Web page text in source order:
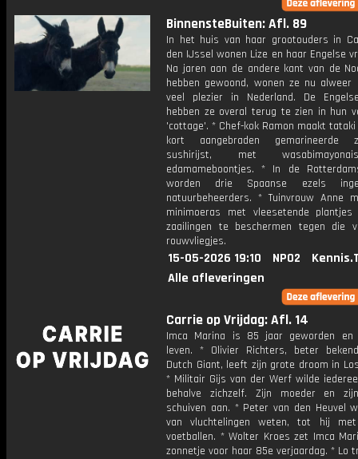
BinnensteBuiten: Afl. 89
In het huis van haar grootouders in
den IJssel wonen Lize en haar Engelse
Na jaren aan de andere kant van de
hebben gewoond, wonen ze nu alweer
veel plezier in Nederland. De
hebben ze overal terug te zien in hun
'cottage'. * Chef-kok Ramon maakt tataki
kort aangebraden gemarineerde
sushirijst, met
edamameboontjes. * In de
worden drie Spaanse ezels
natuurbeheerders. * Tuinvrouw Anne
minimoeras met vleesetende
zaailingen te beschermen tegen die
rouwvliegjes.
15-05-2026 19:10 NPO2
Alle afleveringen
Carrie op Vrijdag: Afl. 14
Imca Marina is 85 jaar geworden
leven. * Olivier Richters, beter
Dutch Giant, leeft zijn grote droom in
* Militair Gijs van der Werf wilde
behalve zichzelf. Zijn moeder en
schuiven aan. * Peter van den Heuvel
van vluchtelingen weten, tot hij
voetballen. * Wolter Kroes zet Imca
zonnetje voor haar 85e verjaardag. * Lo